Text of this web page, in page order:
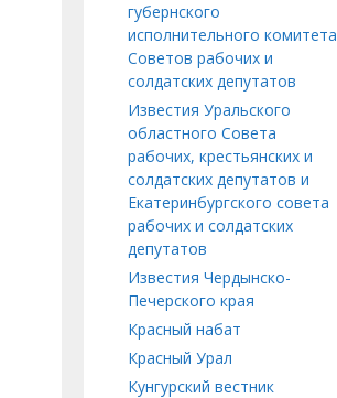
губернского
исполнительного комитета
Советов рабочих и
солдатских депутатов
Известия Уральского
областного Совета
рабочих, крестьянских и
солдатских депутатов и
Екатеринбургского совета
рабочих и солдатских
депутатов
Известия Чердынско-
Печерского края
Красный набат
Красный Урал
Кунгурский вестник